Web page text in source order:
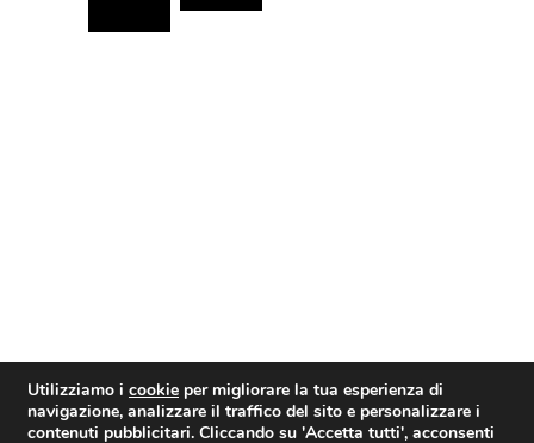
Utilizziamo i cookie per migliorare la tua esperienza di
navigazione, analizzare il traffico del sito e personalizzare i
contenuti pubblicitari. Cliccando su 'Accetta tutti', acconsenti